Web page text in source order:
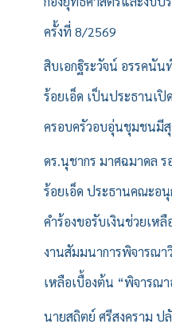
ครั้งที่ 8/2569
สิบเอกฐิระวัจน์ อรรคนัน
ร้อยเอ็ด เป็นประธานเปิ
ครอบครัวอบอุ่นชุมชนมี
ดร.นุชากร มาศฉมาดล ร
ร้อยเอ็ด ประธานคณะอ
คำร้องขอรับเงินช่วยเห
งานสัมมนาการพิจารณา
เหลือเบื้องต้น “พิจารณา
นายสถิตย์ ศรีสงคราม ป